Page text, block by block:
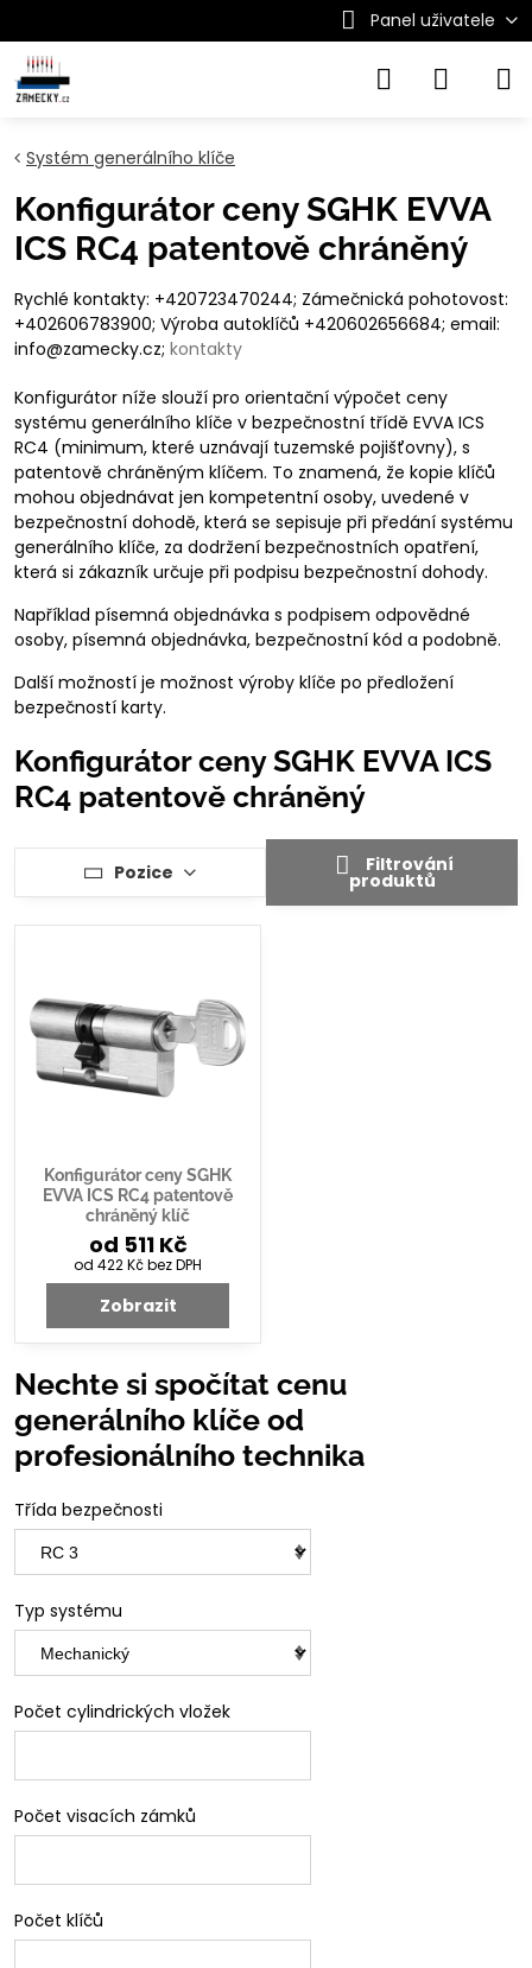
Panel uživatele
Systém generálního klíče
Konfigurátor ceny SGHK EVVA
ICS RC4 patentově chráněný
Rychlé kontakty: +420723470244; Zámečnická pohotovost:
+402606783900; Výroba autoklíčů +420602656684; email:
info@zamecky.cz; kontakty
Konfigurátor níže slouží pro orientační výpočet ceny
systému generálního klíče v bezpečnostní třídě EVVA ICS
RC4 (minimum, které uznávají tuzemské pojišťovny), s
patentově chráněným klíčem. To znamená, že kopie klíčů
mohou objednávat jen kompetentní osoby, uvedené v
bezpečnostní dohodě, která se sepisuje při předání systému
generálního klíče, za dodržení bezpečnostních opatření,
která si zákazník určuje při podpisu bezpečnostní dohody.
Například písemná objednávka s podpisem odpovědné
osoby, písemná objednávka, bezpečnostní kód a podobně.
Další možností je možnost výroby klíče po předložení
bezpečností karty.
Konfigurátor ceny SGHK EVVA ICS
RC4 patentově chráněný
Pozice Filtrování
produktů
Konfigurátor ceny SGHK
EVVA ICS RC4 patentově
chráněný klíč
od 511 Kč
od 422 Kčbez DPH
Zobrazit
Nechte si spočítat cenu
generálního klíče od
profesionálního technika
Třída bezpečnosti
Typ systému
Počet cylindrických vložek
Počet visacích zámků
Počet klíčů